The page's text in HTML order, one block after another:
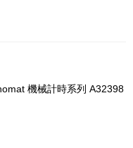
機械計時系列 A32398